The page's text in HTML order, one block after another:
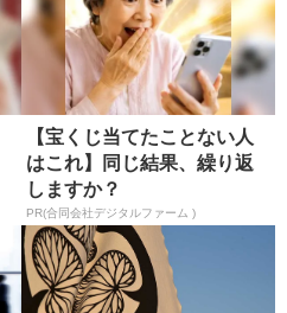
【宝くじ当てたことない人
はこれ】同じ結果、繰り返
しますか？
PR(合同会社デジタルファーム )